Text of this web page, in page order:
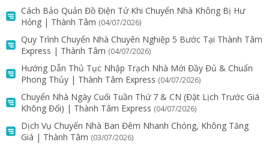
Cách Bảo Quản Đồ Điện Tử Khi Chuyển Nhà Không Bị Hư
Hỏng | Thành Tâm (04/07/2026)
Quy Trình Chuyển Nhà Chuyên Nghiệp 5 Bước Tại Thành Tâm
Express | Thành Tâm (04/07/2026)
Hướng Dẫn Thủ Tục Nhập Trạch Nhà Mới Đầy Đủ & Chuẩn
Phong Thủy | Thành Tâm Express (04/07/2026)
Chuyển Nhà Ngày Cuối Tuần Thứ 7 & CN (Đặt Lịch Trước Giá
Không Đổi) | Thành Tâm Express (04/07/2026)
Dịch Vụ Chuyển Nhà Ban Đêm Nhanh Chóng, Không Tăng
Giá | Thành Tâm (03/07/2026)